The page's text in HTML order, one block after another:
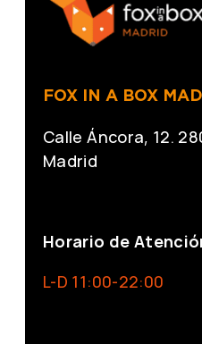
FOX IN A BOX
Calle Áncora, 12.
Madrid
Horario de
L-D 11:00-22:00